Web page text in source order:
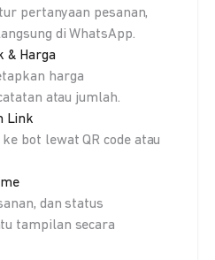
pertanyaan pesanan,
di WhatsApp.
& Harga
harga
atau jumlah.
Link
bot lewat QR code atau
dan status
tampilan secara